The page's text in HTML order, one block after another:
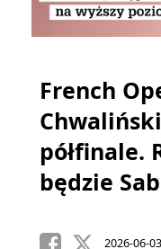
French
półfinale.
będzie
2026-06-